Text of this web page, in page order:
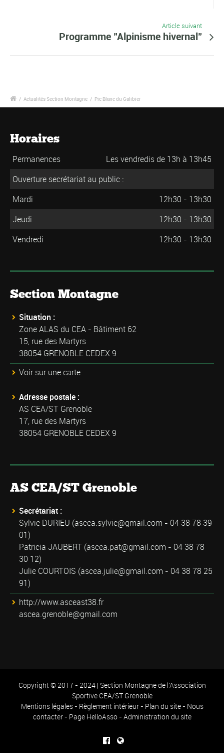
Article suivant
Programme "Alpinisme hivernal"
/ Actualités Section Montagne / Pic Blanc du Galibier
Horaires
Permanences
Les vendredis de 13h à 13h45
Ouverture secrétariat au public :
Mardi
12h30 - 13h30
Jeudi
12h30 - 13h30
Vendredi
12h30 - 13h30
Section Montagne
Situation :
Zone ALAS du CEA - Bâtiment 62
15, rue des Martyrs
38054 GRENOBLE CEDEX 9
Voir sur une carte
Adresse postale :
AS CEA/ST Grenoble
17, rue des Martyrs
38054 GRENOBLE CEDEX 9
AS CEA/ST Grenoble
Secrétariat :
Sylvie DURIEU (ascea.sylvie@gmail.com - 04 38 78 39
01)
Patricia JAUBERT (ascea.pat@gmail.com - 04 38 78
30 12)
Julie COURTOIS (ascea.julie@gmail.com - 04 38 78 25
91)
http://www.asceast38.fr
ascea.grenoble@gmail.com
Copyright © 2017 - 2024 | Section Montagne de l'Association
Sportive CEA/ST Grenoble
Mentions légales- Règlement intérieur- Plan du site- Nous
contacter- Page HelloAsso- Administration du site